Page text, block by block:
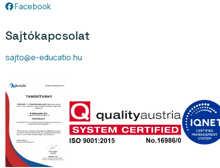
Facebook
Sajtókapcsolat
sajto@e-educatio.hu